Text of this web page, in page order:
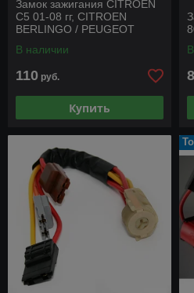
Замок зажигания CITROEN
С5 01-08 гг, CITROEN
BERLINGO / PEUGEOT
В наличии
110 руб.
Купить